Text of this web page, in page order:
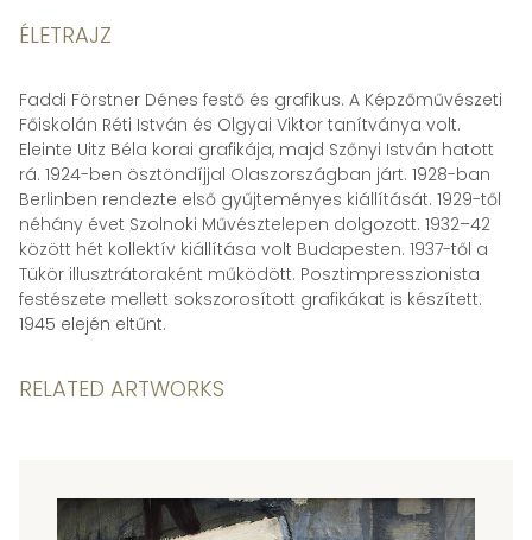
ÉLETRAJZ
Faddi Förstner Dénes festő és grafikus. A Képzőművészeti
Főiskolán Réti István és Olgyai Viktor tanítványa volt.
Eleinte Uitz Béla korai grafikája, majd Szőnyi István hatott
rá. 1924-ben ösztöndíjjal Olaszországban járt. 1928-ban
Berlinben rendezte első gyűjteményes kiállítását. 1929-től
néhány évet Szolnoki Művésztelepen dolgozott. 1932–42
között hét kollektív kiállítása volt Budapesten. 1937-től a
Tükör illusztrátoraként működött. Posztimpresszionista
festészete mellett sokszorosított grafikákat is készített.
1945 elején eltűnt.
RELATED ARTWORKS